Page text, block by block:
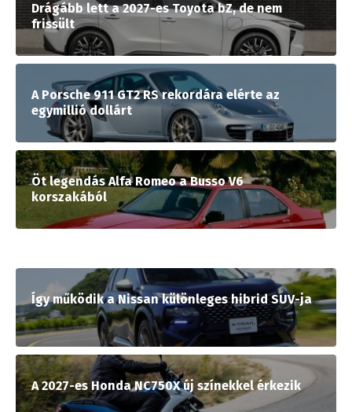
Drágább lett a 2027-es Toyota bZ, de nem
frissült
A Porsche 911 GT2 RS rekordára elérte az
egymillió dollárt
Öt legendás Alfa Romeo a Busso V6
korszakából
Így működik a Nissan különleges hibrid SUV-ja
A 2027-es Honda NC750X új színekkel érkezik